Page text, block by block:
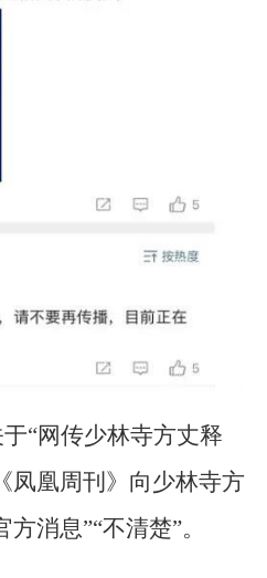
“网传少林寺方丈释
凤凰周刊》向少林寺方
消息”“不清楚”。